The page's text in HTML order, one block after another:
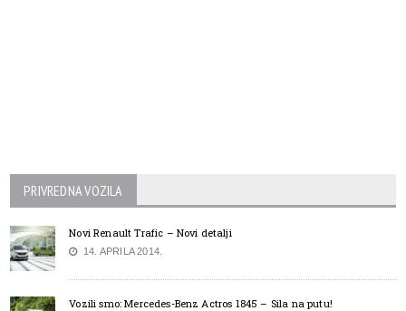
PRIVREDNA VOZILA
Novi Renault Trafic – Novi detalji
14. APRILA 2014.
Vozili smo: Mercedes-Benz Actros 1845 – Sila na putu!